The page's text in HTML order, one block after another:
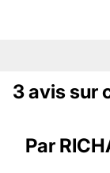
3 avis sur
Par